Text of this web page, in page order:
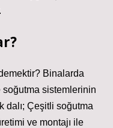
Binalarda
sistemlerinin
dalı; Çeşitli soğutma
ve montajı ile